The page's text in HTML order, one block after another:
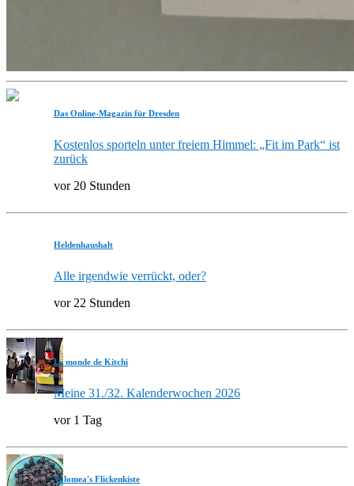
Das Online-Magazin für Dresden
Kostenlos sporteln unter freiem Himmel: „Fit im Park“ ist
zurück
vor 20 Stunden
Heldenhaushalt
Alle irgendwie verrückt, oder?
vor 22 Stunden
Le monde de Kitchi
Meine 31./32. Kalenderwochen 2026
vor 1 Tag
Valomea's Flickenkiste